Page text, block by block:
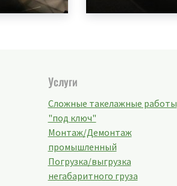
Услуги
Сложные такелажные работы
"под ключ"
Монтаж/Демонтаж
промышленный
Погрузка/выгрузка
негабаритного груза